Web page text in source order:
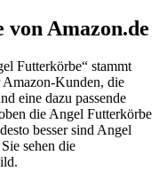
Amazon.de
Futterkörbe“ stammt
Amazon-Kunden, die
eine dazu passende
die Angel Futterkörbe
besser sind Angel
sehen die